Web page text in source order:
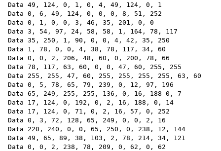
Data 49, 124, 0, 1, 0, 4, 49, 124, 0, 1
Data 0, 6, 49, 124, 0, 0, 0, 8, 51, 252
Data 0, 1, 0, 0, 3, 46, 35, 201, 0, 0
Data 3, 54, 97, 24, 58, 58, 1, 164, 78, 117
Data 35, 250, 1, 90, 0, 0, 4, 42, 35, 250
Data 1, 78, 0, 0, 4, 38, 78, 117, 34, 60
Data 0, 0, 2, 206, 48, 60, 0, 200, 78, 66
Data 78, 117, 63, 60, 0, 0, 47, 60, 255, 255
Data 255, 255, 47, 60, 255, 255, 255, 255, 63, 60
Data 0, 5, 78, 65, 79, 239, 0, 12, 97, 196
Data 65, 249, 255, 255, 136, 0, 16, 188 0, 7
Data 17, 124, 0, 192, 0, 2, 16, 188, 0, 14
Data 17, 124, 0, 71, 0, 2, 16, 57, 0, 252
Data 0, 3, 72, 128, 65, 249, 0, 0, 2, 16
Data 220, 240, 0, 0, 65, 250, 0, 238, 12, 144
Data 49, 65, 89, 38, 103, 2, 78, 214, 34, 121
Data 0, 0, 2, 238, 78, 209, 0, 62, 0, 62